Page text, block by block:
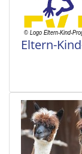
Eltern-